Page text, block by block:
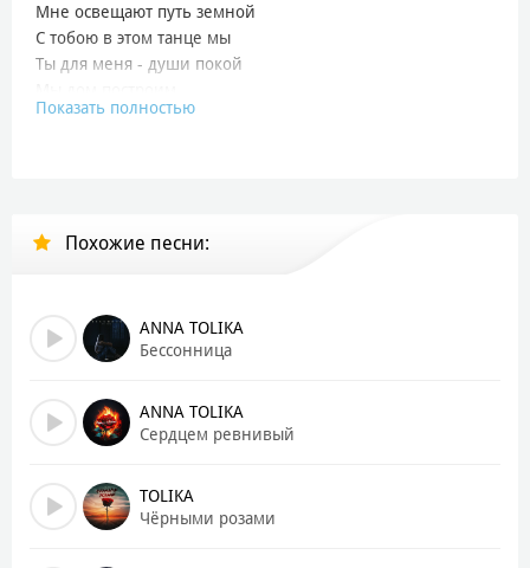
Мне освещают путь земной
С тобою в этом танце мы
Ты для меня - души покой
И мы всё пройдём
Две судьбы в одну сплели
Пусть летят вперёд года
Вместе будем навсегда
Мы с тобой не знали
Прижмись ко мне сильней
Пусть этот танец длится вечно
Танец лебедей
Показать полностью
Похожие песни:
ANNA TOLIKA
Бессонница
ANNA TOLIKA
Сердцем ревнивый
TOLIKA
Чёрными розами